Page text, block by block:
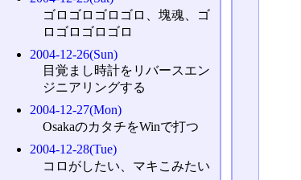
ゴロゴロゴロゴロ、塊魂、ゴ
ロゴロゴロゴロ
2004-12-26(Sun)
目覚まし時計をリバースエン
ジニアリングする
2004-12-27(Mon)
OsakaのカタチをWinで打つ
2004-12-28(Tue)
コロがしたい、マキこみたい